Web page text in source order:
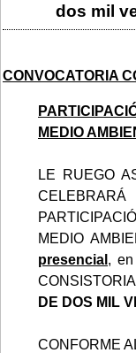
dos mil
CONVOCATORIA
MEDIO
LE RUEGO
MEDIO
presencial ,
DE DOS MIL
CONFORME